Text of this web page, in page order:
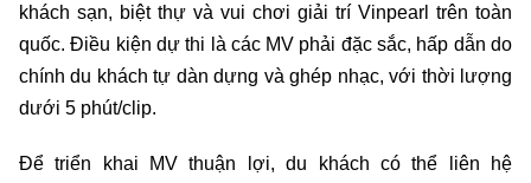
khách sạn, biệt thự và vui chơi giải trí Vinpearl trên toàn
quốc. Điều kiện dự thi là các MV phải đặc sắc, hấp dẫn do
chính du khách tự dàn dựng và ghép nhạc, với thời lượng
dưới 5 phút/clip.
Để triển khai MV thuận lợi, du khách có thể liên hệ